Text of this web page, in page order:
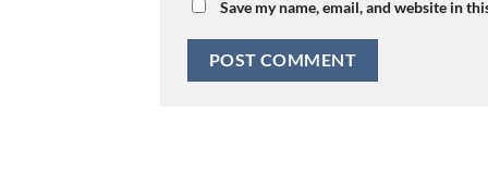
Save my name, email, and website in